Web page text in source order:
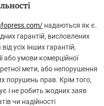
надаються як є.
гарантій, висловлених
усіх інших гарантій,
або умови комерційної
мети, або непорушення
порушень прав. Крім того,
і не робить жодних заяв
чи надійності